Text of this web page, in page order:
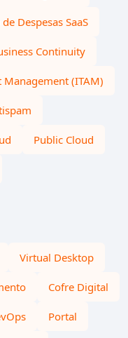
Despesas SaaS
Continuity
Management (ITAM)
Public Cloud
Virtual Desktop
Cofre Digital
Portal